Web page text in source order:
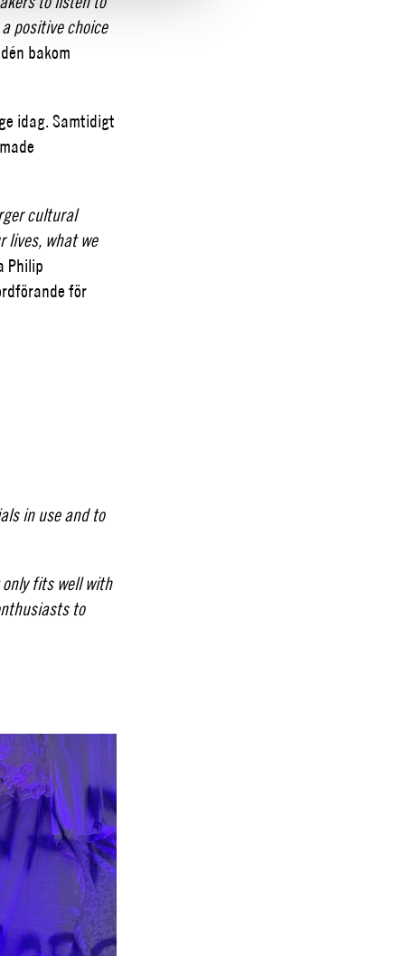
positive choice
bakom
idag. Samtidigt
cultural
lives, what we
Philip
för
in use and to
only fits well with
to